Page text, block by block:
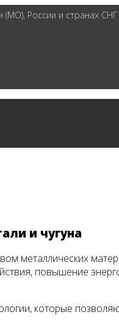
(МО), России и странах СНГ
и чугуна
металлических
повышение
которые